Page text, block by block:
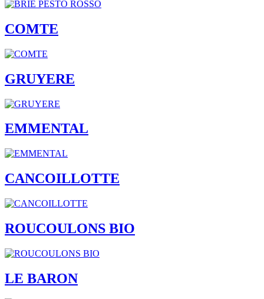
COMTE
GRUYERE
EMMENTAL
CANCOILLOTTE
ROUCOULONS BIO
LE BARON